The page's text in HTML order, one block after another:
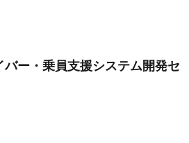
ー・乗員支援システム開発セ